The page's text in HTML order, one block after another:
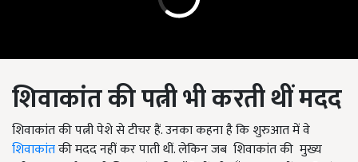
शिवाकांत की पत्नी भी करती थीं मदद
शिवाकांत की पत्नी पेशे से टीचर हैं. उनकाकहनाहै कि शुरुआत में वे
शिवाकांतकी मदद नहीं करपातीथीं. लेकिन जब शिवाकांत की मुख्य